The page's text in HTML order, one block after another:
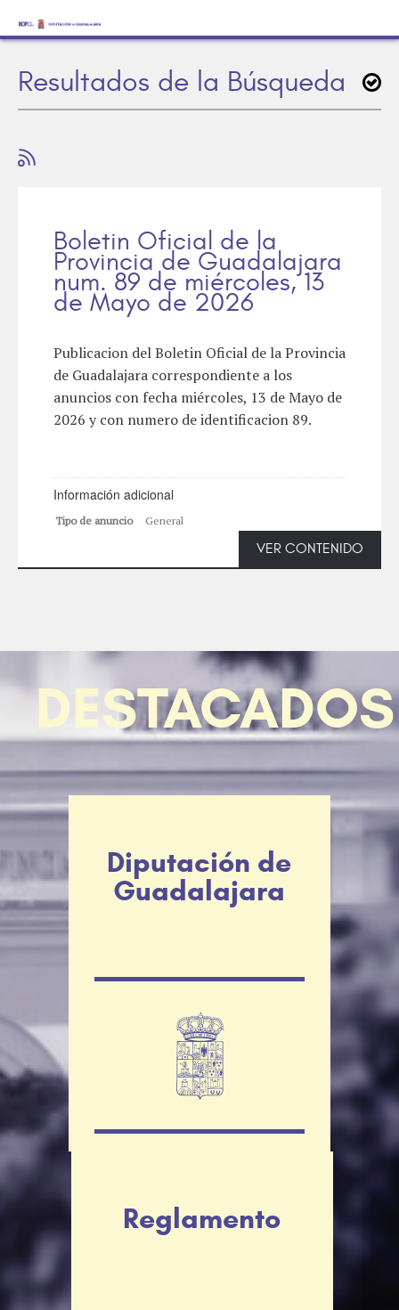
Resultados de la Búsqueda
Boletin Oficial de la
Provincia de Guadalajara
num. 89 de miércoles, 13
de Mayo de 2026
Publicacion del Boletin Oficial de la Provincia
de Guadalajara correspondiente a los
anuncios con fecha miércoles, 13 de Mayo de
2026 y con numero de identificacion 89.
Información adicional
Tipo de anuncio General
VER CONTENIDO
DESTACADOS
Diputación de
Guadalajara
Reglamento